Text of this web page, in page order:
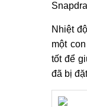
Nhiệt
một
tốt để
đã bị